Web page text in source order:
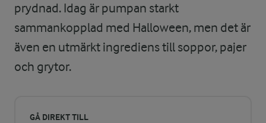
prydnad. Idag är pumpan starkt
sammankopplad med Halloween, men det är
även en utmärkt ingrediens till soppor, pajer
och grytor.
GÅ DIREKT TILL